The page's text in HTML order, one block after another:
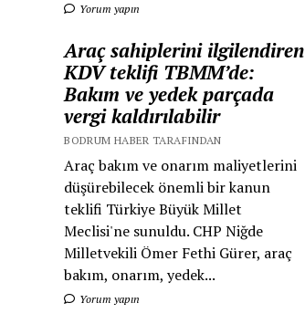
Yorum yapın
Araç sahiplerini ilgilendiren
KDV teklifi TBMM’de:
Bakım ve yedek parçada
vergi kaldırılabilir
BODRUM HABER TARAFINDAN
Araç bakım ve onarım maliyetlerini
düşürebilecek önemli bir kanun
teklifi Türkiye Büyük Millet
Meclisi'ne sunuldu. CHP Niğde
Milletvekili Ömer Fethi Gürer, araç
bakım, onarım, yedek...
Yorum yapın